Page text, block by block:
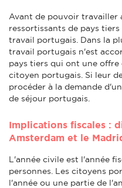
Avant de pouvoir travailler
ressortissants de pays
travail portugais. Dans la
travail portugais n'est
pays tiers qui ont une
citoyen portugais. Si leur
procéder à la demande
de séjour portugais.
Implications fiscales :
Amsterdam et le
L'année civile est l'année
personnes. Les citoyens
l'année ou une partie de